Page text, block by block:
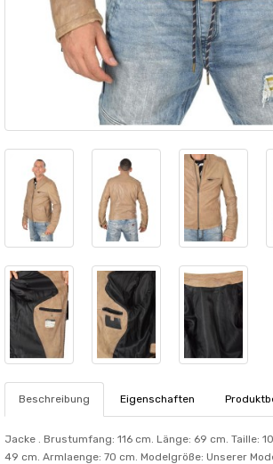
Beschreibung Eigenschaften
Jacke . Brustumfang: 116 cm. Länge: 69 cm. Taille:
49 cm. Armlaenge: 70 cm. Modelgröße: Unserer